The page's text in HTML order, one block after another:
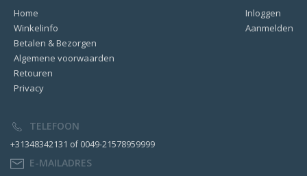
Inloggen
Aanmelden
Home
Winkelinfo
Betalen & Bezorgen
Algemene voorwaarden
Retouren
Privacy
TELEFOON
+31348342131 of 0049-21578959999
E-MAILADRES